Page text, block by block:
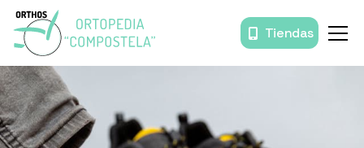
Inicio
Órtesis y prótesis
Tiendas